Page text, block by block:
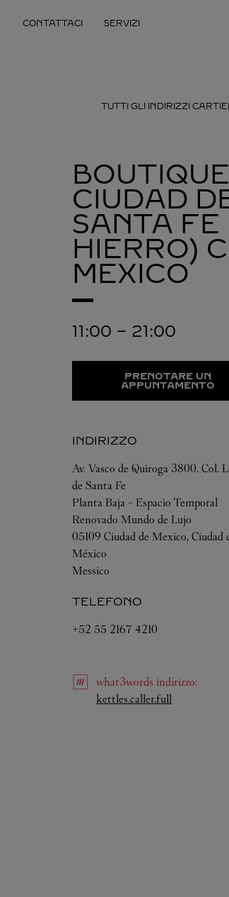
CONTATTACI SERVIZI
TUTTI GLI INDIRIZZI
CIUDAD
SANTA FE
HIERRO)
MEXICO
11:00 - 21:00
PRENOTARE UN
APPUNTAMENTO
INDIRIZZO
Av. Vasco de Quiroga 3800. Col.
de Santa Fe
Planta Baja – Espacio Temporal
Renovado Mundo de Lujo
05109 Ciudad de Mexico, Ciudad
México
Messico
TELEFONO
+52 55 2167 4210
what3words indirizzo:
kettles.caller.full